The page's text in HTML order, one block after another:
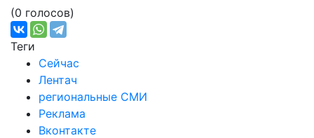
(0 голосов)
Теги
Сейчас
Лентач
региональные СМИ
Реклама
Вконтакте